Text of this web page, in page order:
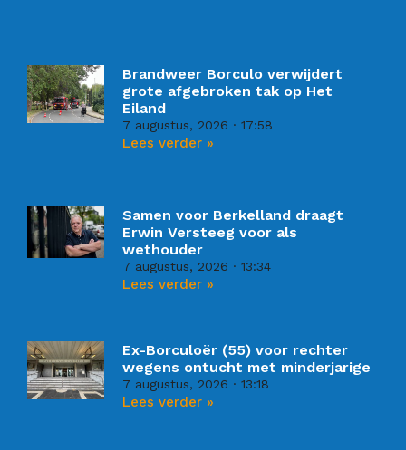
Brandweer Borculo verwijdert
grote afgebroken tak op Het
Eiland
7 augustus, 2026 17:58
Lees verder »
Samen voor Berkelland draagt
Erwin Versteeg voor als
wethouder
7 augustus, 2026 13:34
Lees verder »
Ex-Borculoër (55) voor rechter
wegens ontucht met minderjarige
7 augustus, 2026 13:18
Lees verder »